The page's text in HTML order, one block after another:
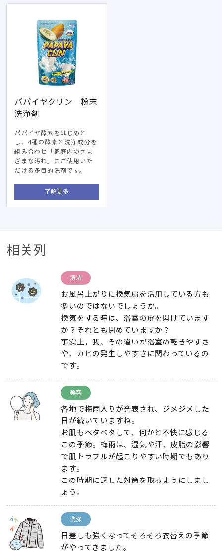
パパイヤクリン 粉末
洗浄剤
パパイヤ酵素をはじめと
し 、4種の酵素と洗浄成分を
組み合わせ「家庭内のさま
ざまな汚れ」にご使用いた
だける多目的洗剤です。
了解更多
相关列
清洁
お風呂上がりに換気扇を活用している方も
多いのではないでしょうか。
換気をする時は、浴室の扉を開けています
か？それとも閉めていますか？
事实上，我、 その違いが浴室の乾きやすさ
や、 カビの発生しやすさに関わっているの
です。
美容
各地で梅雨入りが発表され、 ジメジメした
日が続いていますね。
お肌もベタベタして、 何かと不快に感じる
この季節。梅雨は、湿気や汗、 皮脂の影響
で肌トラブルが起こりやすい時期でもあり
ます。
この時期に適した対策を取るようにしまし
ょう。
洗涤
日差しも強くなってそろそろ衣替えの季節
がやってきました。